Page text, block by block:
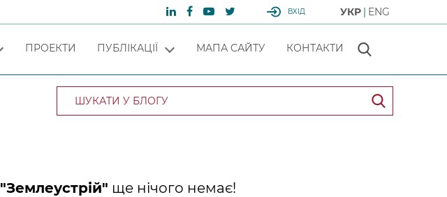
ВХІД УКР ENG
ПРОЕКТИ ПУБЛІКАЦІЇ МАПА САЙТУ КОНТАКТИ
"Землеустрій" ще нічого немає!